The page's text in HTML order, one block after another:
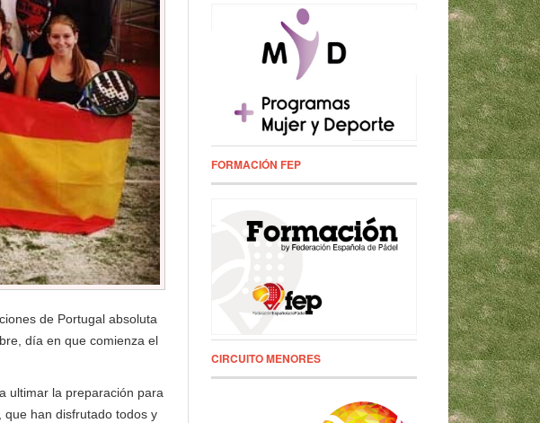
de Portugal absoluta
día en que comienza el
ultimar la preparación para
han disfrutado todos y
FORMACIÓN FEP
CIRCUITO MENORES